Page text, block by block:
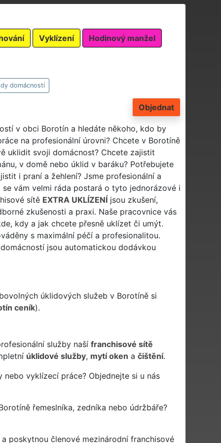
Vyklízení Hodinový manžel
domácností
Objednat
v obci Borotín a hledáte někoho, kdo by
na profesionální úrovni? Chcete v Borotíně
uklidit svoji domácnost? Chcete zajistit
v domě nebo úklid v baráku? Potřebujete
i praní a žehlení? Jsme profesionální a
vám velmi ráda postará o tyto jednorázové i
sítě EXTRA UKLÍZENÍjsou zkušení,
zkušenosti a praxi. Naše pracovnice vás
kdy a jak chcete přesně uklízet či umýt.
s maximální péčí a profesionalitou.
jsou automatickou dodávkou
úklidových služeb v Borotíně si
ceník).
služby naší franchisové sítě
úklidové služby, mytí oken a čištění.
vyklízecí práce? Objednejte si u nás
řemeslníka, zedníka nebo údržbáře?
poskytnou členové mezinárodní franchisové